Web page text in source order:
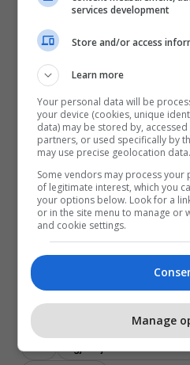
Ldk Zgjedhjet E Parakohshme
services development
Store and/or access
Learn more
Your personal data will be
your device (cookies, unique
data) may be stored by,
partners, or used specifically by
may use precise geolocation data.
Some vendors may process
of legitimate interest, which you
your options below. Look for a
or in the site menu to manage or
and cookie settings.
Manage